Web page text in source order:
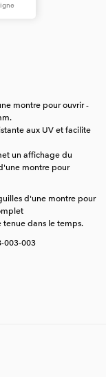
montre pour ouvrir -
aux UV et facilite
un affichage du
montre pour
d'une montre pour
dans le temps.
003-003